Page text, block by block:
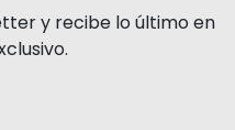
y recibe lo último en